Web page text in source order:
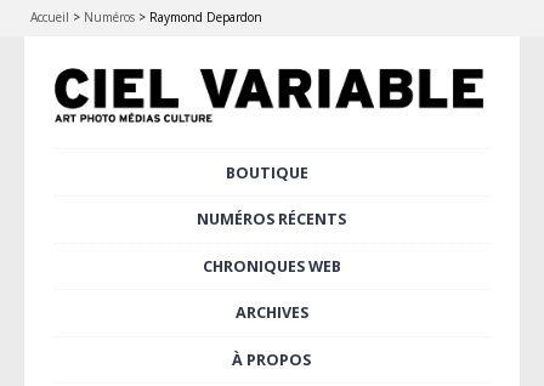
Accueil > Numéros > Raymond Depardon
BOUTIQUE
NUMÉROS RÉCENTS
CHRONIQUES WEB
ARCHIVES
À PROPOS